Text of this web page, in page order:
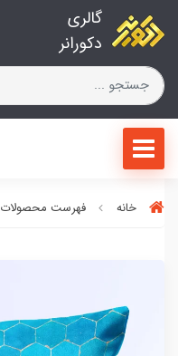
گالری
دکورانر
خانه فهرست محصولات